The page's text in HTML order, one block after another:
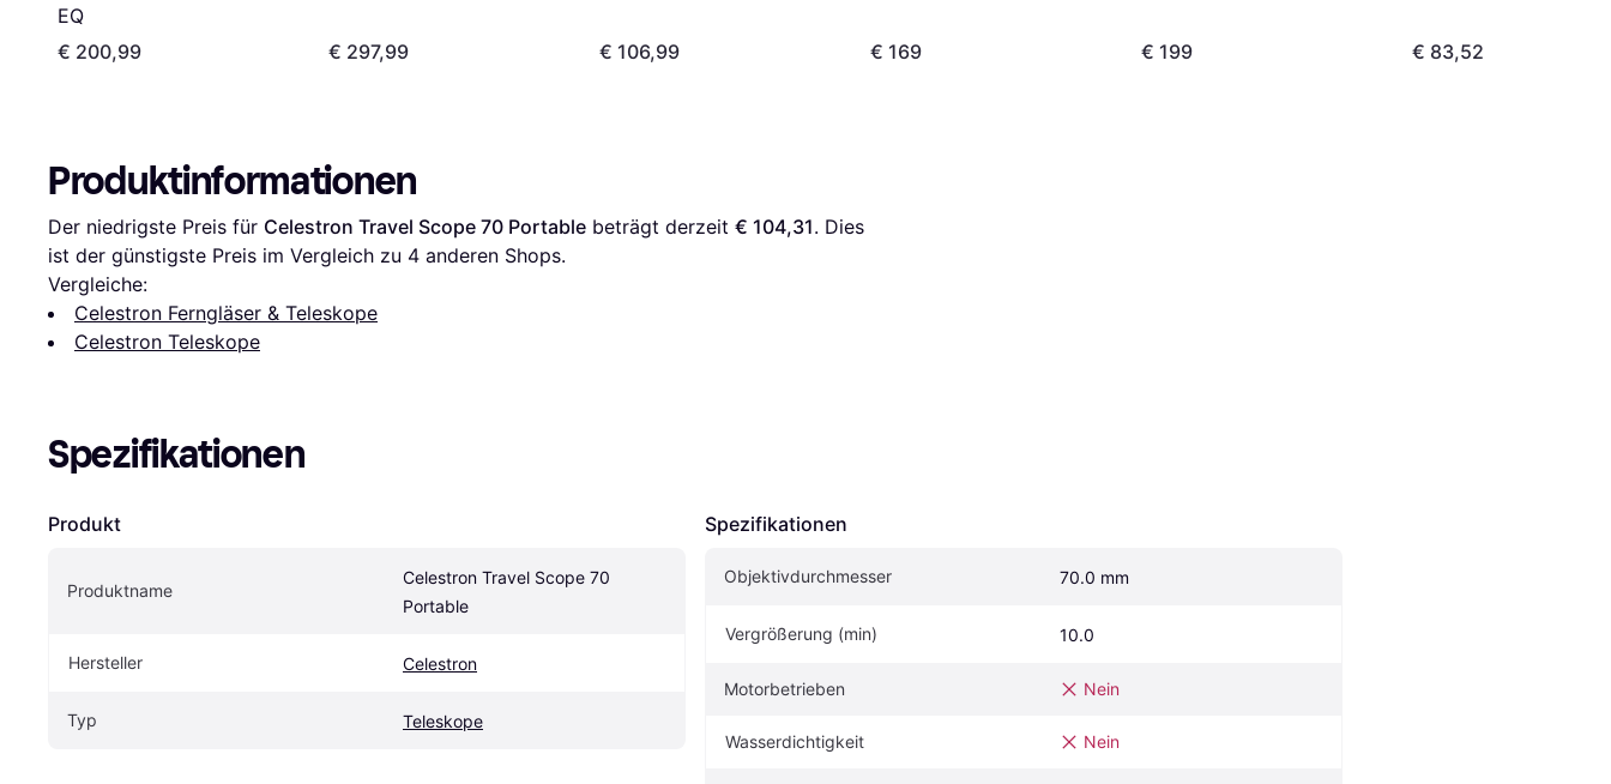
EQ
€ 200,99
€ 297,99 € 106,99 € 169 € 199 € 83,52
Produktinformationen
Der niedrigste Preis für Celestron Travel Scope 70 Portable beträgt derzeit € 104,31. Dies
ist der günstigste Preis im Vergleich zu 4 anderen Shops.
Vergleiche:
Celestron Ferngläser & Teleskope
Celestron Teleskope
Spezifikationen
Produkt
Produktname
Celestron Travel Scope 70
Portable
Hersteller Celestron
Typ Teleskope
Spezifikationen
Objektivdurchmesser 70.0 mm
Vergrößerung (min) 10.0
Motorbetrieben Nein
Wasserdichtigkeit Nein